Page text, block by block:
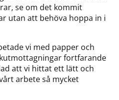
se om det kommit
utan att behöva hoppa in i
vi med papper och
fortfarande
att vi hittat ett lätt och
arbete så mycket